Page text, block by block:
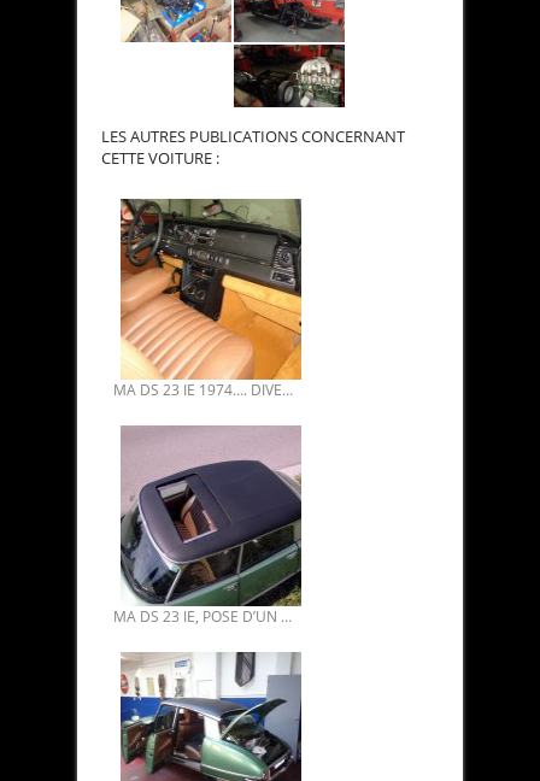
LES AUTRES PUBLICATIONS CONCERNANT
CETTE VOITURE :
MA DS 23 IE 1974…. DIVERS TRAVAUX EN 2020.
MA DS 23 IE, POSE D’UN TOIT OUVRANT ELECTRIQUE AUTHENTIQUE D’ÉPOQUE POUR DS.